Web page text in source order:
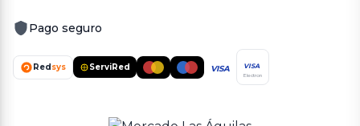
Pago seguro
Redsys ServiRed VISA VISA
Electron